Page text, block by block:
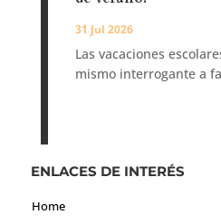
31 Jul 2026
Las vacaciones
mismo interrogante a
ENLACES DE INTERÉS
Home